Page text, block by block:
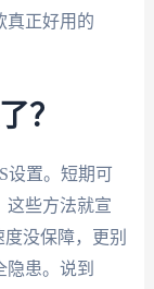
真正好用的
？
设置。短期可
这些方法就宣
没保障，更别
患。说到